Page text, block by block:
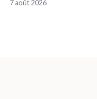
7 août 2026